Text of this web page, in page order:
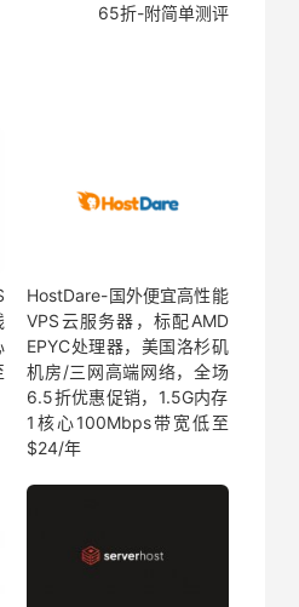
65折-附简单测评
HostDare-国外便宜高性能
VPS云服务器，标配AMD
EPYC处理器，美国洛杉矶
机房/三网高端网络，全场
6.5折优惠促销，1.5G内存
1核心100Mbps带宽低至
$24/年